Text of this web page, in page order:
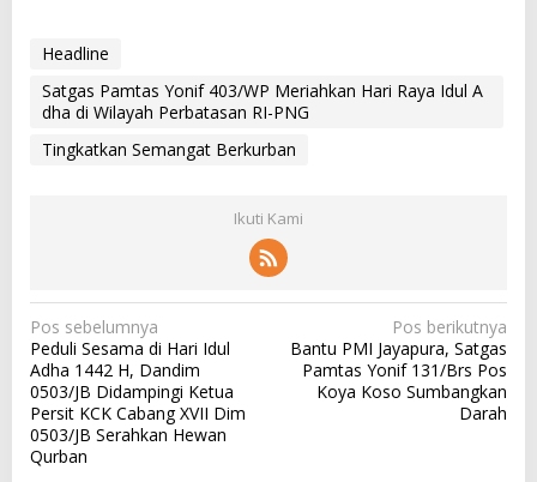
Headline
Satgas Pamtas Yonif 403/WP Meriahkan Hari Raya Idul A
dha di Wilayah Perbatasan RI-PNG
Tingkatkan Semangat Berkurban
Ikuti Kami
N
a
v
i
g
Pos sebelumnya
Peduli Sesama di Hari Idul
Adha 1442 H, Dandim
0503/JB Didampingi Ketua
Persit KCK Cabang XVII Dim
0503/JB Serahkan Hewan
Qurban
Pos berikutnya
Bantu PMI Jayapura, Satgas
Pamtas Yonif 131/Brs Pos
Koya Koso Sumbangkan
Darah